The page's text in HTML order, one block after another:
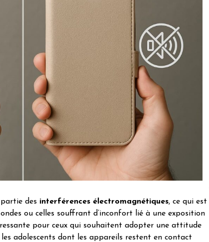
des interférences électromagnétiques, ce qui est
ou celles souffrant d’inconfort lié à une exposition
pour ceux qui souhaitent adopter une attitude
adolescents dont les appareils restent en contact